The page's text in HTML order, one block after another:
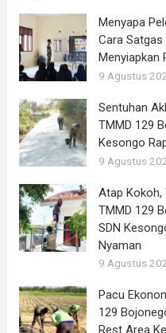
Menyapa
Cara
Menyiapkan
9 Agustus
Sentuhan
TMMD 129
Kesongo
9 Agustus
Atap Kokoh,
TMMD 129
SDN
Nyaman
9 Agustus
Pacu
129
Rest Area